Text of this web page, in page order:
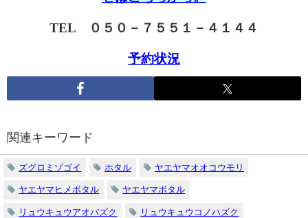
TEL ０５０－７５５１－４１４４
予約状況
関連キーワード
ズグロミゾゴイ ホタル ヤエヤマオオコウモリ
ヤエヤマヒメボタル ヤエヤマボタル
リュウキュウアオバズク リュウキュウコノハズク